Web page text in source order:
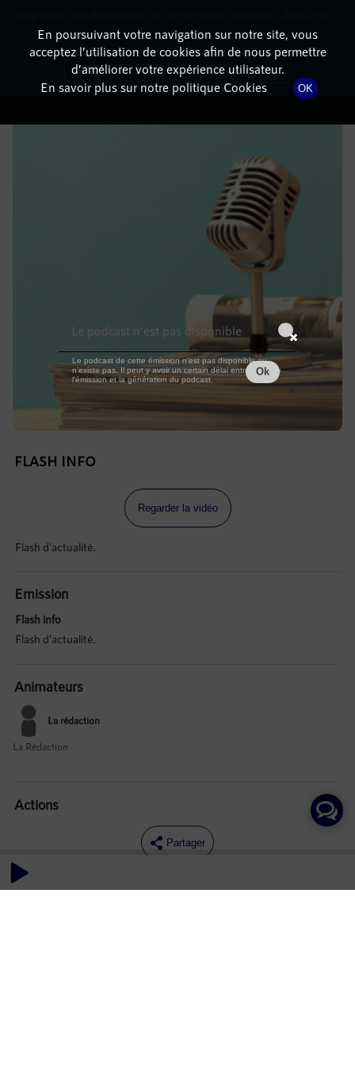
DÉTAILS DE L'ÉPISODE
28 décembre 2021à 8h59, durée : Invalid date
FLASH INFO
Regarder la vidéo
Flash d'actualité.
Emission
Flash info
Flash d'actualité.
Animateurs
La rédaction
La Rédaction
Actions
Partager
Commentaires
En poursuivant votre navigation sur notre site, vous
acceptez l’utilisation de cookies afin de nous permettre
d’améliorer votre expérience utilisateur.
En savoir plus sur notre politique Cookies
OK
dessous pour l'installer.
Non merci Télécharger l'application
Le podcast n'est pas disponible
Le podcast de cette émission n'est pas disponible ou
n'existe pas. Il peut y avoir un certain délai entre la fin de
l'émission et la génération du podcast.
Ok